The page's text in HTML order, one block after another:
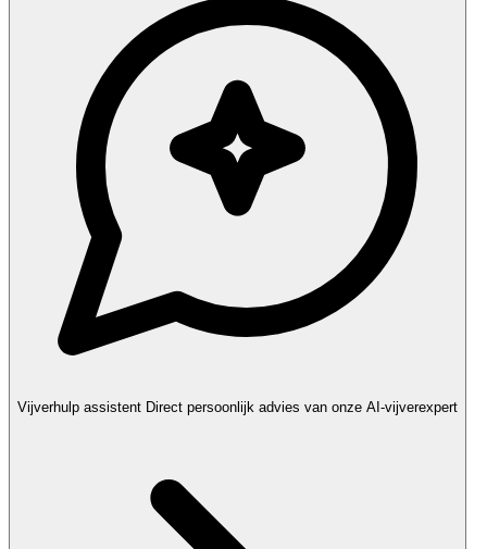
Vijverhulp assistent Direct persoonlijk advies van onze AI-vijverexpert